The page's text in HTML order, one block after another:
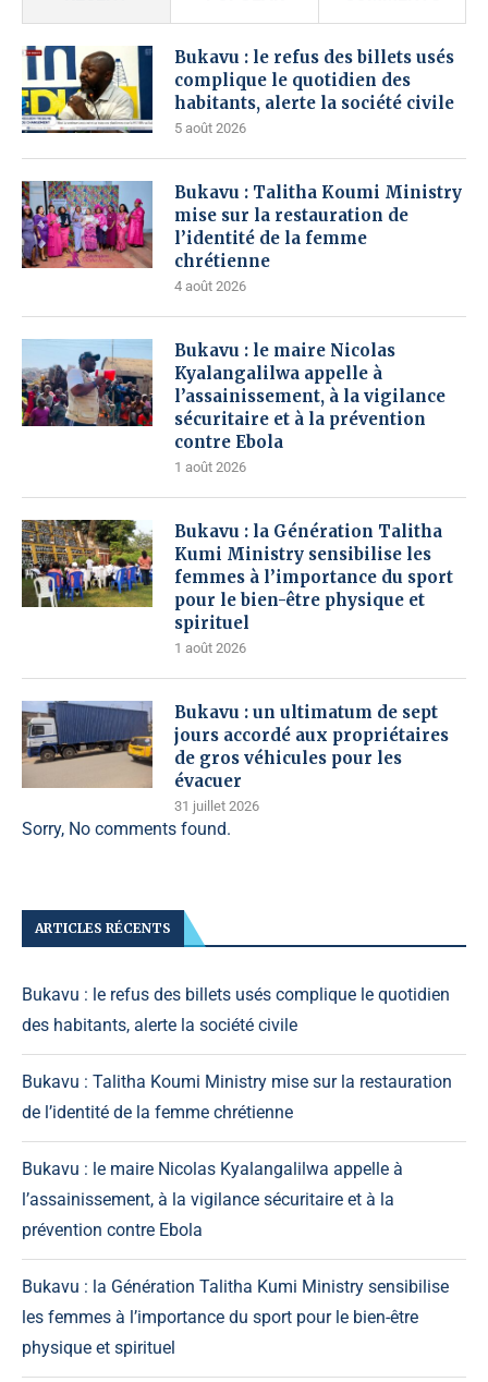
Bukavu : le refus des billets usés
complique le quotidien des
habitants, alerte la société civile
5 août 2026
Bukavu : Talitha Koumi Ministry
mise sur la restauration de
l’identité de la femme
chrétienne
4 août 2026
Bukavu : le maire Nicolas
Kyalangalilwa appelle à
l’assainissement, à la vigilance
sécuritaire et à la prévention
contre Ebola
1 août 2026
Bukavu : la Génération Talitha
Kumi Ministry sensibilise les
femmes à l’importance du sport
pour le bien-être physique et
spirituel
1 août 2026
Bukavu : un ultimatum de sept
jours accordé aux propriétaires
de gros véhicules pour les
évacuer
31 juillet 2026
Sorry, No comments found.
ARTICLES RÉCENTS
Bukavu : le refus des billets usés complique le quotidien
des habitants, alerte la société civile
Bukavu : Talitha Koumi Ministry mise sur la restauration
de l’identité de la femme chrétienne
Bukavu : le maire Nicolas Kyalangalilwa appelle à
l’assainissement, à la vigilance sécuritaire et à la
prévention contre Ebola
Bukavu : la Génération Talitha Kumi Ministry sensibilise
les femmes à l’importance du sport pour le bien-être
physique et spirituel